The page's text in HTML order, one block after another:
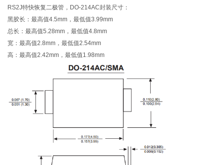
RS2J特快恢复二极管，DO-214AC封装尺寸：
黑胶长：最高值4.5mm，最低值3.99mm
总长：最高值5.28mm，最低值4.8mm
宽：最高值2.8mm，最低值2.54mm
高：最高值2.42mm，最低值1.98mm